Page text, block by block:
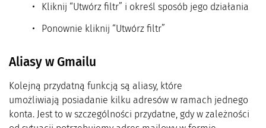
Kliknij “Utwórz filtr” i określ sposób jego działania
Ponownie kliknij “Utwórz filtr”
Aliasy w Gmailu
Kolejną przydatną funkcją są aliasy, które
umożliwiają posiadanie kilku adresów w ramach jednego
konta. Jest to w szczególności przydatne, gdy w zależności